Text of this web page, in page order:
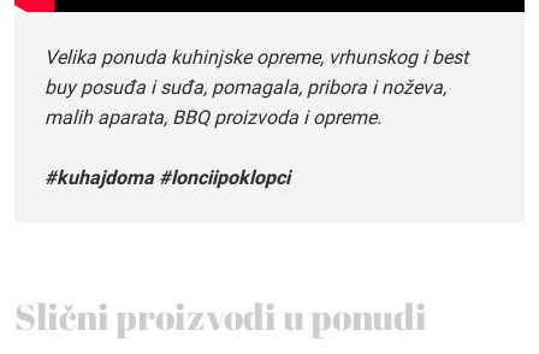
Velika ponuda kuhinjske opreme, vrhunskog i best
buy posuđa i suđa, pomagala, pribora i noževa,
malih aparata, BBQ proizvoda i opreme.
#kuhajdoma #lonciipoklopci
Slični proizvodi u ponudi